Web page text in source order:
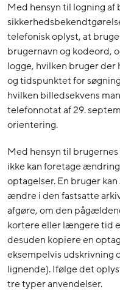
Med hensyn til logning
telefonisk oplyst, at
brugernavn og kodeord,
logge, hvilken bruger der
og tidspunktet for
hvilken billedsekvens
telefonnotat af 29.
orientering.
Med hensyn til
ikke kan foretage
optagelser. En bruger
ændre i den fastsatte
afgøre, om den
kortere eller længere tid
desuden kopiere en
eksempelvis udskrivning
lignende). Ifølge det
tre typer anvendelser.